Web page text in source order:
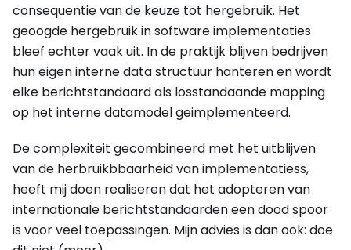
consequentie van de keuze tot hergebruik. Het
geoogde hergebruik in software implementaties
bleef echter vaak uit. In de praktijk blijven bedrijven
hun eigen interne data structuur hanteren en wordt
elke berichtstandaard als losstandaande mapping
op het interne datamodel geimplementeerd.
De complexiteit gecombineerd met het uitblijven
van de herbruikbbaarheid van implementatiess,
heeft mij doen realiseren dat het adopteren van
internationale berichtstandaarden een dood spoor
is voor veel toepassingen. Mijn advies is dan ook: doe